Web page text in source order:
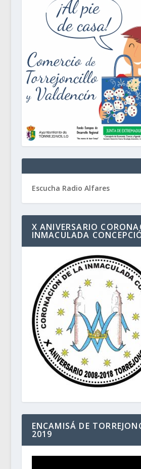
Escucha Radio Alfares
X ANIVERSARIO
INMACULADA
ENCAMISÁ DE
2019